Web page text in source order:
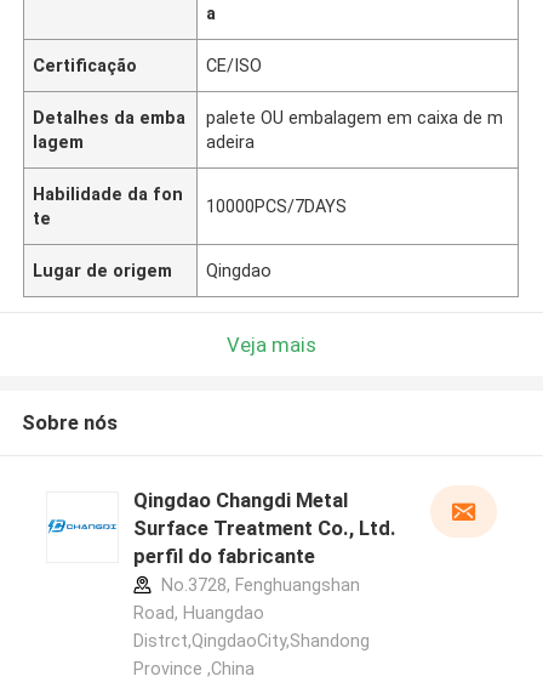
a
Certificação CE/ISO
Detalhes da emba
lagem
palete OU embalagem em caixa de m
adeira
Habilidade da fon
te
10000PCS/7DAYS
Lugar de origem Qingdao
Veja mais
Sobre nós
Qingdao Changdi Metal
Surface Treatment Co., Ltd.
perfil do fabricante
No.3728, Fenghuangshan
Road, Huangdao
Distrct,QingdaoCity,Shandong
Province ,China